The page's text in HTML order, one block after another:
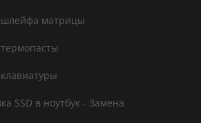
матрицы
SSD в ноутбук - Замена